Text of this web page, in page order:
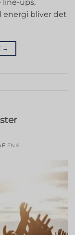
line-ups,
energi bliver det
→
ENKI